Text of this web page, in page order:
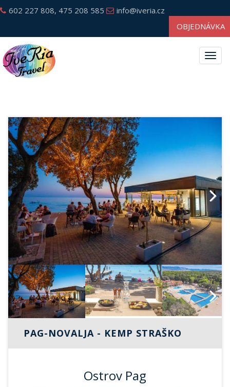
602 227 808, 475 208 585
info@iveria.cz
OBJEDNÁVKA
Next
Next
PAG-NOVALJA - KEMP STRAŠKO
Ostrov Pag